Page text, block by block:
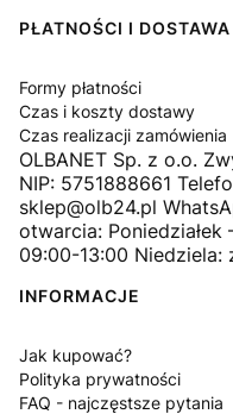
PŁATNOŚCI I DOSTAWA
Formy płatności
Czas i koszty dostawy
Czas realizacji zamówienia
OLBANET Sp. z o.o.
NIP: 5751888661
sklep@olb24.pl
otwarcia: Poniedziałek
09:00-13:00 Niedziela:
INFORMACJE
Jak kupować?
Polityka prywatności
FAQ - najczęstsze pytania